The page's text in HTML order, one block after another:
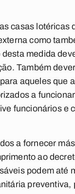
casas lotéricas
como
medida
Também
aqueles que
a
funcionários e
a fornecer
ao
podem até